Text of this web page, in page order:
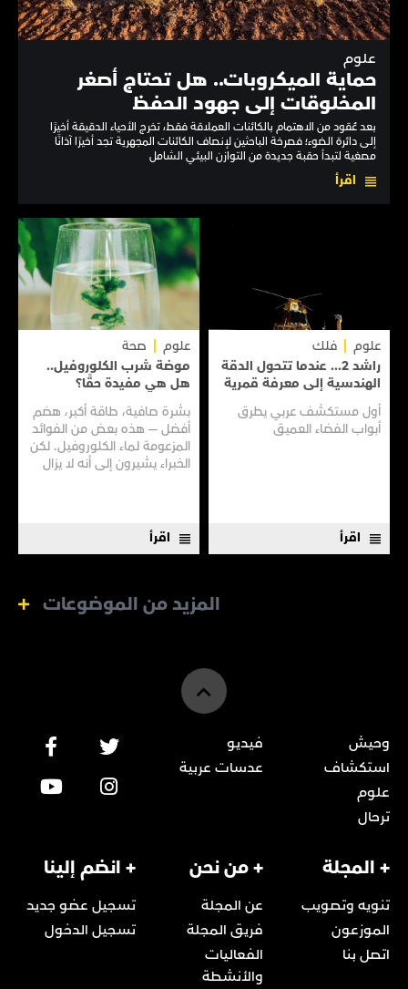
علوم
حماية الميكروبات.. هل تحتاج أصغر
المخلوقات إلى جهود الحفظ
بعد عُقود من الاهتمام بالكائنات العملاقة فقط، تخرج الأحياء الدقيقة أخيرًا
إلى دائرة الضوء؛ فصرخة الباحثين لإنصاف الكائنات المجهرية تجد أخيرًا آذانًا
مصغية لتبدأ حقبة جديدة من التوازن البيئي الشامل
اقرأ
علوم
فلك
راشد 2... عندما تتحول الدقة
الهندسية إلى معرفة قمرية
أول مستكشف عربي يطرق
أبواب الفضاء العميق
اقرأ
علوم
صحة
موضة شرب الكلوروفيل..
هل هي مفيدة حقًا؟
بشرة صافية، طاقة أكبر، هضم
أفضل — هذه بعض من الفوائد
المزعومة لماء الكلوروفيل. لكن
الخبراء يشيرون إلى أنه لا يزال
اقرأ
المزيد من الموضوعات
وحيش
استكشاف
علوم
ترحال
فيديو
عدسات عربية
+ المجلة
تنويه وتصويب
الموزعون
اتصل بنا
+ من نحن
عن المجلة
فريق المجلة
الفعاليات
والأنشطة
+ انضم إلينا
تسجيل عضو جديد
تسجيل الدخول